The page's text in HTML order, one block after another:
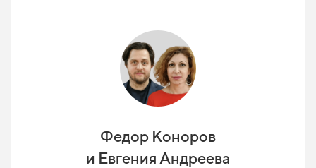
Федор Коноров
и Евгения Андреева